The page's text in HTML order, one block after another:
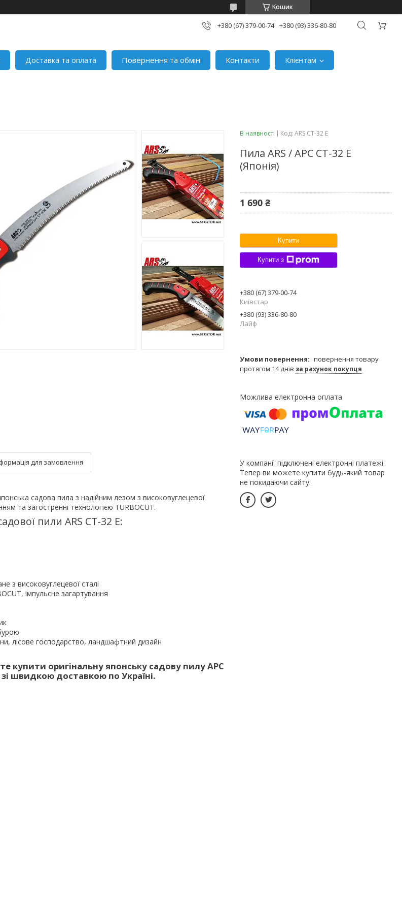
Кошик
+380 (67) 379-00-74 +380 (93) 336-80-80
Доставка та оплата Повернення та обмін Контакти
Клієнтам
для замовлення
садова пила з надійним лезом з високовуглецевої
та загостренні технологією TURBOCUT.
пили ARS CT-32 E:
з високовуглецевої сталі
імпульсне загартування
лісове господарство, ландшафтний дизайн
купити оригінальну японську садову пилу АРС
швидкою доставкою по Україні.
В наявності Код: ARS CT-32 E
Пила ARS / АРС CT-32 E
(Японія)
1 690 ₴
Купити
Купити з
+380 (67) 379-00-74
Київстар
+380 (93) 336-80-80
Лайф
повернення товару
протягом 14 днів за рахунок покупця
У компанії підключені електронні платежі.
Тепер ви можете купити будь-який товар
не покидаючи сайту.